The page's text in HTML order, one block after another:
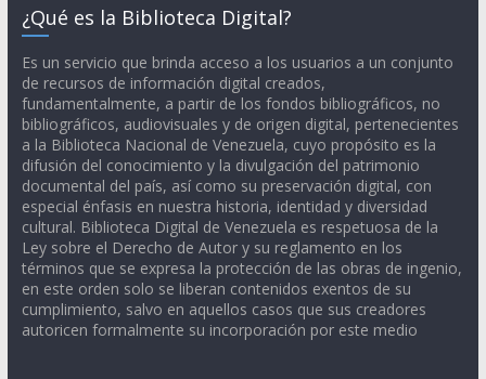
¿Qué es la Biblioteca Digital?
Es un servicio que brinda acceso a los usuarios a un conjunto
de recursos de información digital creados,
fundamentalmente, a partir de los fondos bibliográficos, no
bibliográficos, audiovisuales y de origen digital, pertenecientes
a la Biblioteca Nacional de Venezuela, cuyo propósito es la
difusión del conocimiento y la divulgación del patrimonio
documental del país, así como su preservación digital, con
especial énfasis en nuestra historia, identidad y diversidad
cultural. Biblioteca Digital de Venezuela es respetuosa de la
Ley sobre el Derecho de Autor y su reglamento en los
términos que se expresa la protección de las obras de ingenio,
en este orden solo se liberan contenidos exentos de su
cumplimiento, salvo en aquellos casos que sus creadores
autoricen formalmente su incorporación por este medio